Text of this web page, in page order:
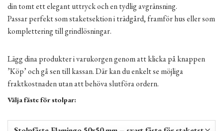
din tomt ett elegant uttryck och en tydlig avgränsning.
Passar perfekt som staketsektion i trädgård, framför hus eller som
komplettering till grindlösningar.
Lägg dina produkter i varukorgen genom att klicka på knappen
’Köp’ och gå sen till kassan. Där kan du enkelt se möjliga
fraktkostnaden utan att behöva slutföra ordern.
Välja fäste för stolpar: